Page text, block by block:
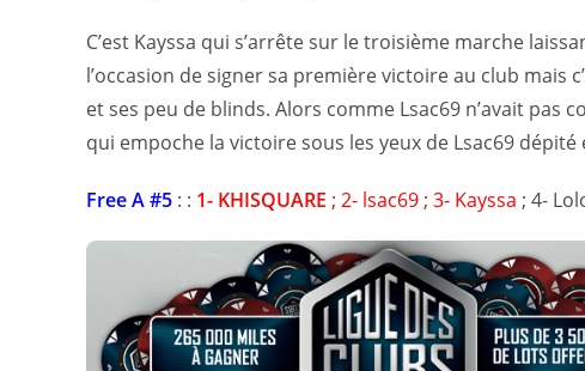
C’est Kayssa qui s’arrête sur le troisième marche
l’occasion de signer sa première victoire au club
et ses peu de blinds. Alors comme Lsac69 n’avait
qui empoche la victoire sous les yeux de Lsac69
Free A #5 : : 1- KHISQUARE ; 2- lsac69 ; 3- Kayssa ; 4-